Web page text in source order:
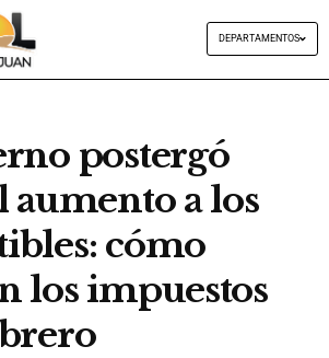
DEPARTAMENTOS
postergó
aumento a los
cómo
los impuestos